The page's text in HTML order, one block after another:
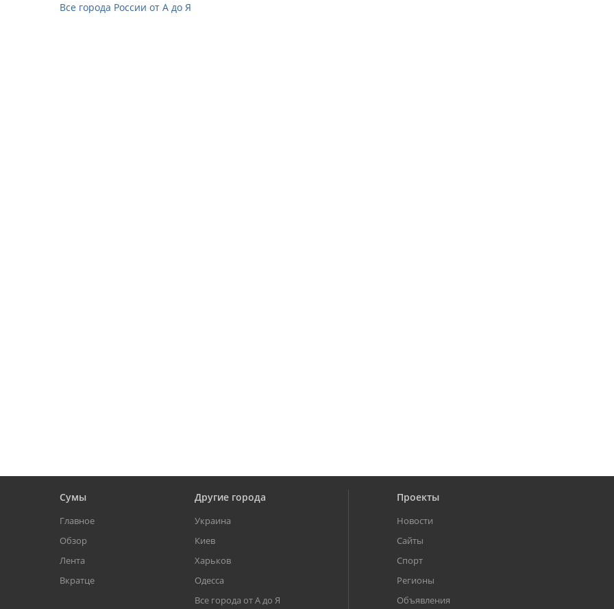
Все города России от А до Я
Сумы
Главное
Обзор
Лента
Вкратце
Другие города
Украина
Киев
Харьков
Одесса
Все города от А до Я
Проекты
Новости
Сайты
Спорт
Регионы
Объявления